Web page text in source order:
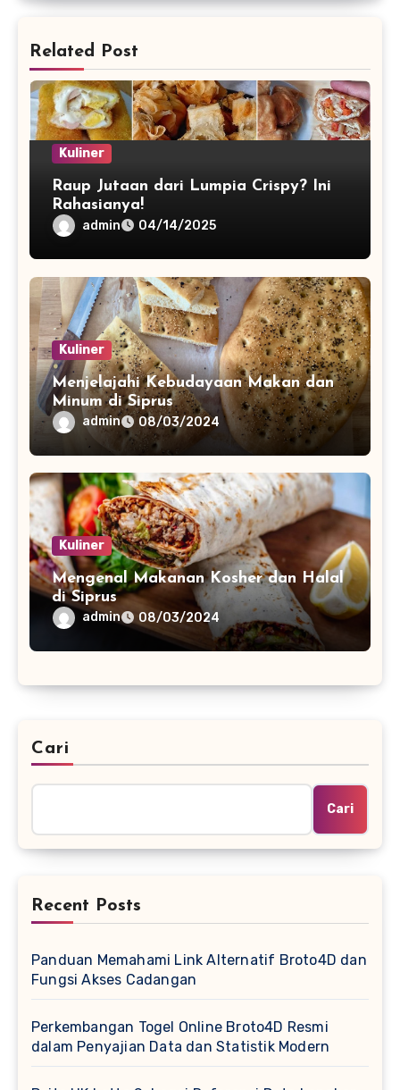
Related Post
Kuliner
Raup Jutaan dari Lumpia Crispy? Ini
Rahasianya!
admin 04/14/2025
Kuliner
Menjelajahi Kebudayaan Makan dan
Minum di Siprus
admin 08/03/2024
Kuliner
Mengenal Makanan Kosher dan Halal
di Siprus
admin 08/03/2024
Cari
Cari
Recent Posts
Panduan Memahami Link Alternatif Broto4D dan
Fungsi Akses Cadangan
Perkembangan Togel Online Broto4D Resmi
dalam Penyajian Data dan Statistik Modern